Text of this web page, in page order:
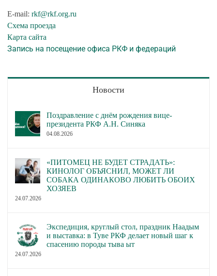
E-mail: rkf@rkf.org.ru
Схема проезда
Карта сайта
Запись на посещение офиса РКФ и федераций
Новости
Поздравление с днём рождения вице-
президента РКФ А.Н. Синяка
04.08.2026
«ПИТОМЕЦ НЕ БУДЕТ СТРАДАТЬ»:
КИНОЛОГ ОБЪЯСНИЛ, МОЖЕТ ЛИ
СОБАКА ОДИНАКОВО ЛЮБИТЬ ОБОИХ
ХОЗЯЕВ
24.07.2026
Экспедиция, круглый стол, праздник Наадым
и выставка: в Туве РКФ делает новый шаг к
спасению породы тыва ыт
24.07.2026